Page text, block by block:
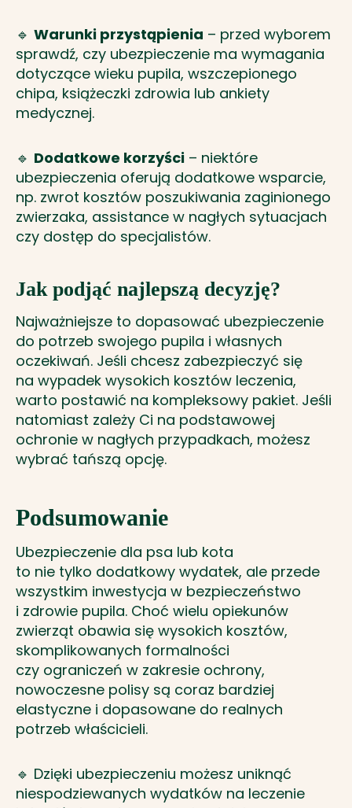
🔹 Warunki przystąpienia – przed wyborem
sprawdź, czy ubezpieczenie ma wymagania
dotyczące wieku pupila, wszczepionego
chipa, książeczki zdrowia lub ankiety
medycznej.
🔹 Dodatkowe korzyści – niektóre
ubezpieczenia oferują dodatkowe wsparcie,
np. zwrot kosztów poszukiwania zaginionego
zwierzaka, assistance w nagłych sytuacjach
czy dostęp do specjalistów.
Jak podjąć najlepszą decyzję?
Najważniejsze to dopasować ubezpieczenie
do potrzeb swojego pupila i własnych
oczekiwań. Jeśli chcesz zabezpieczyć się
na wypadek wysokich kosztów leczenia,
warto postawić na kompleksowy pakiet. Jeśli
natomiast zależy Ci na podstawowej
ochronie w nagłych przypadkach, możesz
wybrać tańszą opcję.
Podsumowanie
Ubezpieczenie dla psa lub kota
to nie tylko dodatkowy wydatek, ale przede
wszystkim inwestycja w bezpieczeństwo
i zdrowie pupila. Choć wielu opiekunów
zwierząt obawia się wysokich kosztów,
skomplikowanych formalności
czy ograniczeń w zakresie ochrony,
nowoczesne polisy są coraz bardziej
elastyczne i dopasowane do realnych
potrzeb właścicieli.
🔹 Dzięki ubezpieczeniu możesz uniknąć
niespodziewanych wydatków na leczenie